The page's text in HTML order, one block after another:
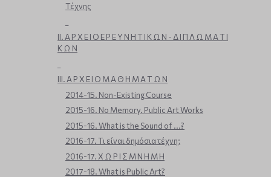
Τέχνης
ΙΙ. Α Ρ Χ Ε Ι Ο Ε Ρ Ε Υ Ν Η Τ Ι Κ Ω Ν - Δ Ι Π Λ Ω Μ Α Τ Ι
Κ Ω Ν
ΙΙΙ. Α Ρ Χ Ε Ι Ο Μ Α Θ Η Μ Α Τ Ω Ν
2014-15. Non-Existing Course
2015-16. No Memory. Public Art Works
2015-16. What is the Sound of ...?
2016-17. Τι είναι δημόσια τέχνη;
2016-17. Χ Ω Ρ Ι Σ Μ Ν Η Μ Η
2017-18. What is Public Art?